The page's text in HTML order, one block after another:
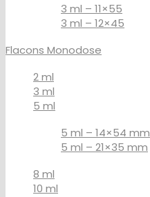
3 ml – 11×55
3 ml – 12×45
Flacons Monodose
2 ml
3 ml
5 ml
5 ml – 14×54 mm
5 ml – 21×35 mm
8 ml
10 ml